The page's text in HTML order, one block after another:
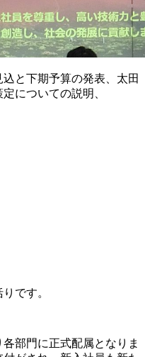
と下期予算の発表、太田
についての説明、
です。
部門に正式配属となりま